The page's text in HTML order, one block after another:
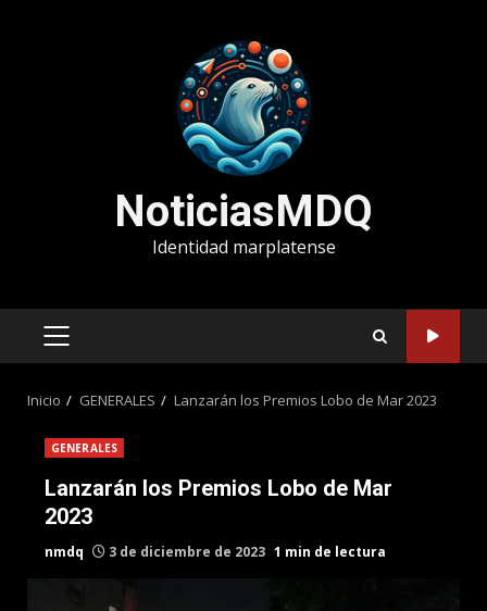
NoticiasMDQ
Identidad marplatense
MENÚ
Inicio GENERALES Lanzarán los Premios Lobo de Mar 2023
GENERALES
Lanzarán los Premios Lobo de Mar
2023
nmdq 3 de diciembre de 2023 1 min de lectura